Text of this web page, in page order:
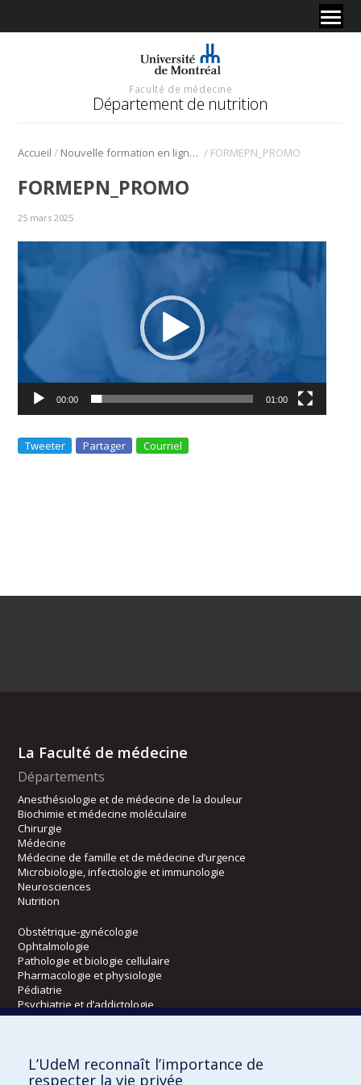
Faculté de médecine
Département de nutrition
Accueil / Nouvelle formation en ligne sur l’examen physique nutritionnel / FORMEPN_PROMO
FORMEPN_PROMO
25 mars 2025
00:00 01:00
Tweeter Partager Courriel
La Faculté de médecine
Départements
Anesthésiologie et de médecine de la douleur
Biochimie et médecine moléculaire
Chirurgie
Médecine
Médecine de famille et de médecine d’urgence
Microbiologie, infectiologie et immunologie
Neurosciences
Nutrition
Obstétrique-gynécologie
Ophtalmologie
Pathologie et biologie cellulaire
Pharmacologie et physiologie
Pédiatrie
Psychiatrie et d’addictologie
Radiologie, radio-oncologie et médecine nucléaire
Écoles
L’UdeM reconnaît l’importance de
respecter la vie privée